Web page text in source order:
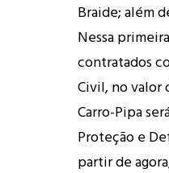
Braide; além
Nessa
contratados
Civil, no valor
Carro-Pipa
Proteção e
partir de